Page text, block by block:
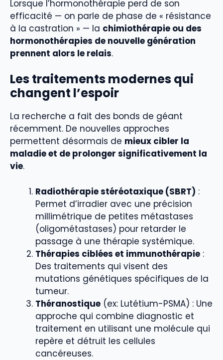
Lorsque l’hormonothérapie perd de son
efficacité — on parle de phase de « résistance
à la castration » — la chimiothérapie ou des
hormonothérapies de nouvelle génération
prennent alors le relais.
Les traitements modernes qui
changent l’espoir
La recherche a fait des bonds de géant
récemment. De nouvelles approches
permettent désormais de mieux cibler la
maladie et de prolonger significativement la
vie.
Radiothérapie stéréotaxique (SBRT) :
Permet d’irradier avec une précision
millimétrique de petites métastases
(oligométastases) pour retarder le
passage à une thérapie systémique.
Thérapies ciblées et immunothérapie :
Des traitements qui visent des
mutations génétiques spécifiques de la
tumeur.
Théranostique (ex: Lutétium-PSMA) : Une
approche qui combine diagnostic et
traitement en utilisant une molécule qui
repère et détruit les cellules
cancéreuses.